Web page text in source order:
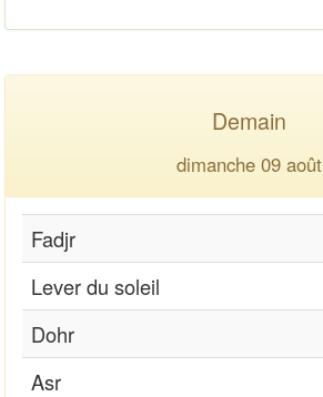
Demain
dimanche 09 août
Fadjr
Lever du soleil
Dohr
Asr